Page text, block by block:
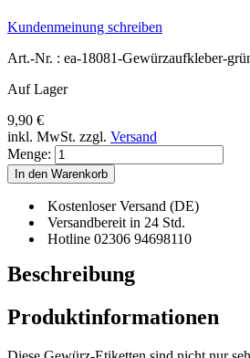
Kundenmeinung schreiben
Art.-Nr. : ea-18081-Gewürzaufkleber-
Auf Lager
9,90 €
inkl. MwSt. zzgl. Versand
Menge:
In den Warenkorb
Kostenloser Versand (DE)
Versandbereit in 24 Std.
Hotline 02306 94698110
Beschreibung
Produktinformationen